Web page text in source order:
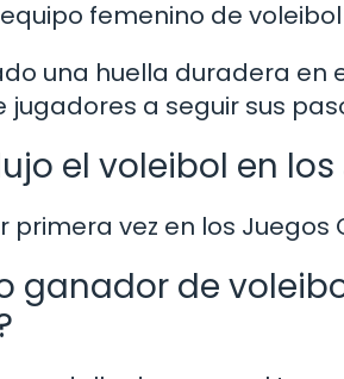
femenino de voleibol
una huella duradera en
a seguir sus
el voleibol en
primera vez en los Juegos
ganador de